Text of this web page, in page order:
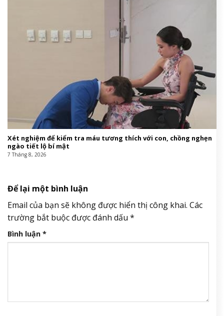
Xét nghiệm để kiểm tra máu tương thích với con, chồng nghẹn
ngào tiết lộ bí mật
7 Tháng 8, 2026
Để lại một bình luận
Email của bạn sẽ không được hiển thị công khai. Các
trường bắt buộc được đánh dấu *
Bình luận *